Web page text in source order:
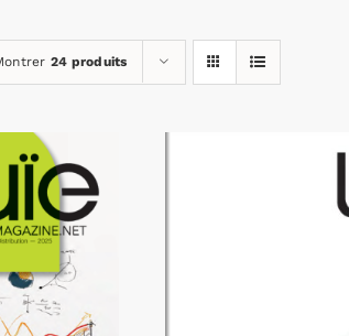
24 produits